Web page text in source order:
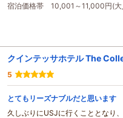
宿泊価格帯
10,001～11,000円(
クインテッサホテル The
5
とてもリーズナブルだと思います
久しぶりにUSJに行くこととなり